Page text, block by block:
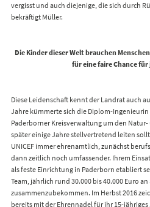
vergisst und auch diejenige, die sich durch
bekräftigt Müller.
Die Kinder dieser Welt brauchen
für eine faire Chance
Diese Leidenschaft kennt der Landrat auch
Jahre kümmerte sich die Diplom-
Paderborner Kreisverwaltung um den
später einige Jahre stellvertretend leiten
UNICEF immer ehrenamtlich, zunächst
dann zeitlich noch umfassender. Ihrem
als feste Einrichtung in Paderborn etabliert
Team, jährlich rund 30.000 bis 40.000 Euro
zusammenzubekommen. Im Herbst 2016
bereits mit der Ehrennadel für ihr 15-